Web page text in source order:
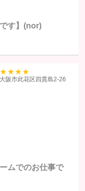
の配信・送付
利用企業等への個人
基づく広告・コンテン
ケティング活動
認・回答
す】(nor)
ムでのお仕事で
39
大阪市此花区四貫島2‐26